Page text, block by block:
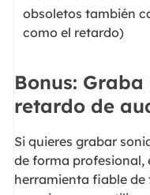
obsoletos también
como el retardo)
Bonus:
retardo de
Si quieres grabar
de forma profesional,
herramienta fiable de